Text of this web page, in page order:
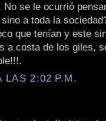
se le ocurrió
a toda la
que tenían y este
a costa de los giles,
LAS 2:02 P.M.